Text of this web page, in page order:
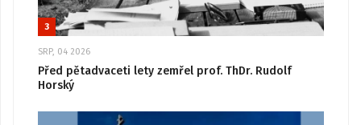
3
SRP, 04 2026
Před pětadvaceti lety zemřel prof. ThDr. Rudolf
Horský